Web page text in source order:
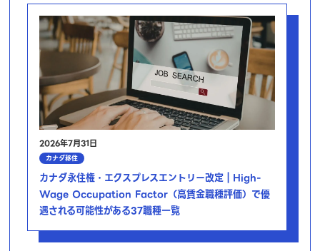
2026年7月31日
カナダ移住
カナダ永住権・エクスプレスエントリー改定｜High-
Wage Occupation Factor（高賃金職種評価）で優
遇される可能性がある37職種一覧